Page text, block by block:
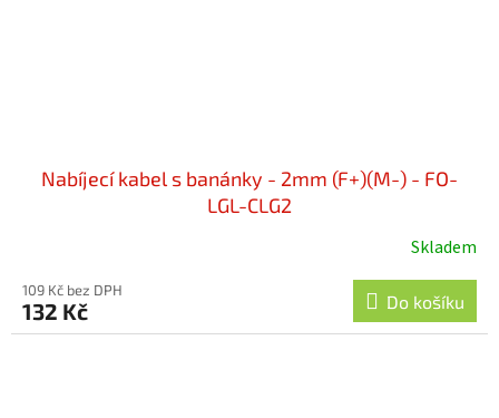
Nabíjecí kabel s banánky - 2mm (F+)(M-) - FO-
LGL-CLG2
Skladem
109 Kč bez DPH
132 Kč Do košíku